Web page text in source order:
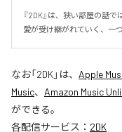
『2DK』は、狭い部屋の話で
愛が受け継がれていく、一
なお「2DK」は、 Apple
Music、 Amazon Music
ができる。
各配信サービス： 2DK